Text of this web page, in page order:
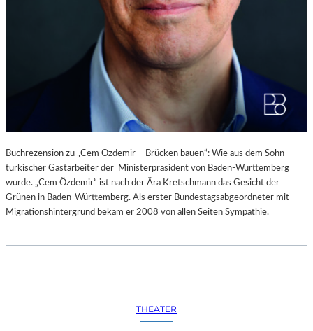
Buchrezension zu „Cem Özdemir – Brücken bauen“: Wie aus dem Sohn
türkischer Gastarbeiter der Ministerpräsident von Baden-Württemberg
wurde. „Cem Özdemir“ ist nach der Ära Kretschmann das Gesicht der
Grünen in Baden-Württemberg. Als erster Bundestagsabgeordneter mit
Migrationshintergrund bekam er 2008 von allen Seiten Sympathie.
THEATER